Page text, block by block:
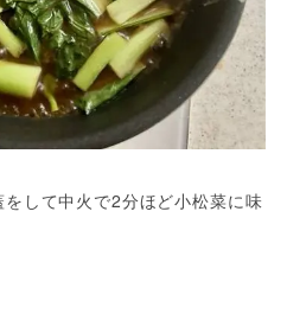
して中火で2分ほど小松菜に味